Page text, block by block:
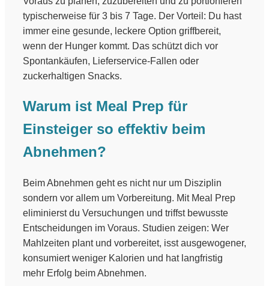
typischerweise für 3 bis 7 Tage. Der Vorteil: Du hast
immer eine gesunde, leckere Option griffbereit,
wenn der Hunger kommt. Das schützt dich vor
Spontankäufen, Lieferservice-Fallen oder
zuckerhaltigen Snacks.
Warum ist Meal Prep für
Einsteiger so effektiv beim
Abnehmen?
Beim Abnehmen geht es nicht nur um Disziplin
sondern vor allem um Vorbereitung. Mit Meal Prep
eliminierst du Versuchungen und triffst bewusste
Entscheidungen im Voraus. Studien zeigen: Wer
Mahlzeiten plant und vorbereitet, isst ausgewogener,
konsumiert weniger Kalorien und hat langfristig
mehr Erfolg beim Abnehmen.